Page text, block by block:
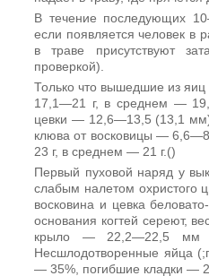
В течение последующих
если появляется человек в
в траве присутствуют
проверкой).
Только что вышедшие из
17,1—21 г, в среднем —
цевки — 12,6—13,5 (13,1
клюва от восковицы —
23 г, в среднем — 21 г.()
Первый пуховой наряд у
слабым налетом охристого
восковина и цевка
основания когтей сереют,
крыло — 22,2—22,5 мм
Несшлодотворенные яйца
— 35%, погибшие кладки —